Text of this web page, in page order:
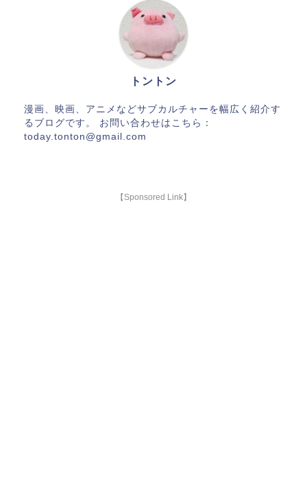
トントン
漫画、映画、アニメなどサブカルチャーを幅広く紹介す
るブログです。 お問い合わせはこちら：
today.tonton@gmail.com
【Sponsored Link】